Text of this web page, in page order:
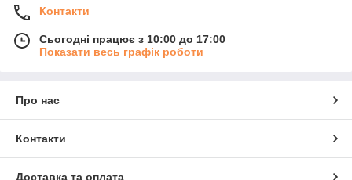
Контакти
Сьогодні працює з 10:00 до 17:00
Показати весь графік роботи
Про нас
Контакти
Доставка та оплата